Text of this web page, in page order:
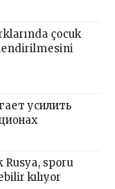
çocuk
усилить
sporu
kılıyor